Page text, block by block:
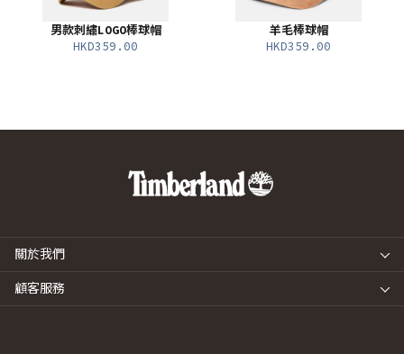
男款刺繡LOGO棒球帽
HKD359.00
羊毛棒球帽
HKD359.00
關於我們
顧客服務